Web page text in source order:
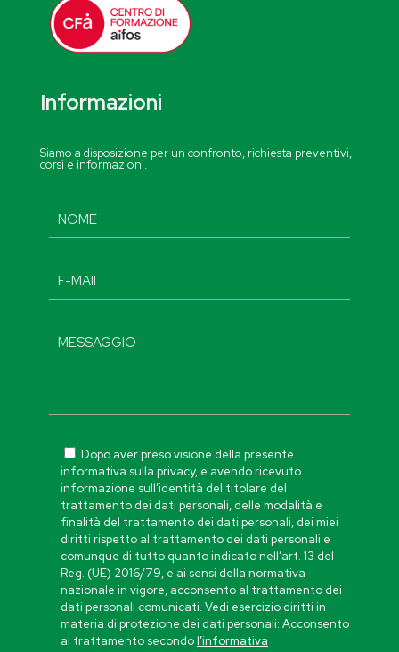
Informazioni
Siamo a disposizione per un confronto, richiesta preventivi,
corsi e informazioni.
Dopo aver preso visione della presente
informativa sulla privacy, e avendo ricevuto
informazione sull’identità del titolare del
trattamento dei dati personali, delle modalità e
finalità del trattamento dei dati personali, dei miei
diritti rispetto al trattamento dei dati personali e
comunque di tutto quanto indicato nell’art. 13 del
Reg. (UE) 2016/79, e ai sensi della normativa
nazionale in vigore, acconsento al trattamento dei
dati personali comunicati. Vedi esercizio diritti in
materia di protezione dei dati personali: Acconsento
al trattamento secondol’informativa